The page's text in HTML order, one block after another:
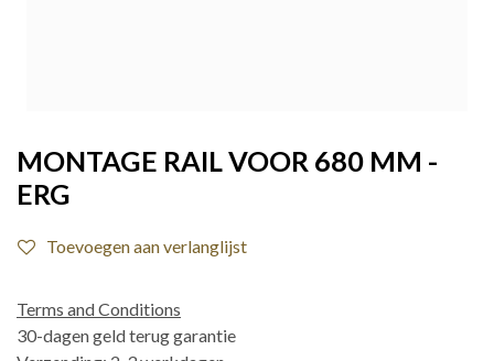
MONTAGE RAIL VOOR 680 MM -
ERG
Toevoegen aan verlanglijst
Terms and Conditions
30-dagen geld terug garantie